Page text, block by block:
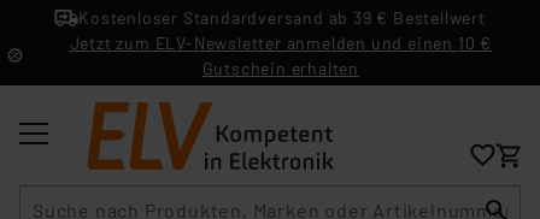
Kostenloser Standardversand ab 39 € Bestellwert
Jetzt zum ELV-Newsletter anmelden und einen 10 €
Gutschein erhalten